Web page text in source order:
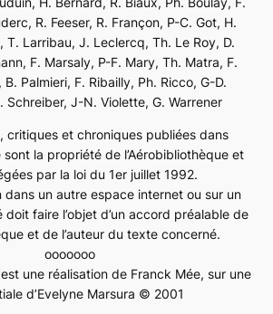
R. Feeser, R. Françon, P-C. Got, H.
T. Larribau, J. Leclercq, Th. Le Roy, D.
F. Marsaly, P-F. Mary, Th. Matra, F.
B. Palmieri, F. Ribailly, Ph. Ricco, G-D.
Schreiber, J-N. Violette, G. Warrener
critiques et chroniques publiées dans
sont la propriété de l’Aérobibliothèque et
par la loi du 1er juillet 1992.
un autre espace internet ou sur un
faire l’objet d’un accord préalable de
et de l’auteur du texte concerné.
ooooooo
une réalisation de Franck Mée, sur une
d’Evelyne Marsura © 2001